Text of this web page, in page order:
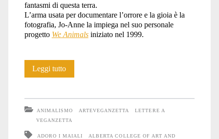
fantasmi di questa terra.
L’arma usata per documentare l’orrore e la gioia è la
fotografia, Jo-Anne la impiega nel suo personale
progetto We Animalsiniziato nel 1999.
Leggi tuttoIn
fantasmi
ANIMALISMO ARTEVEGANZETTA
LETTERE A
VEGANZETTA
ADORO I MAIALI
ALBERTA COLLEGE OF ART AND